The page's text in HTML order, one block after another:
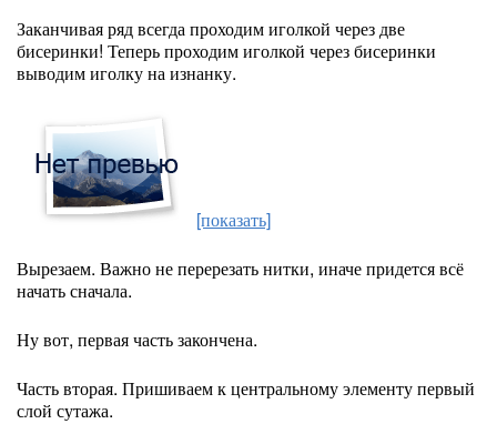
Заканчивая ряд всегда проходим иголкой через две
бисеринки! Теперь проходим иголкой через бисеринки
выводим иголку на изнанку.
[показать]
Вырезаем. Важно не перерезать нитки, иначе придется всё
начать сначала.
Ну вот, первая часть закончена.
Часть вторая. Пришиваем к центральному элементу первый
слой сутажа.